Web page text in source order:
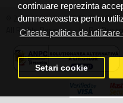
continuare reprezinta
dumneavoastra pentru
Citeste politica de utilizare
Setari cookie
© 2026 MIRALEX PARTS SRL,
All Rights Reserved - by DevPro.ro